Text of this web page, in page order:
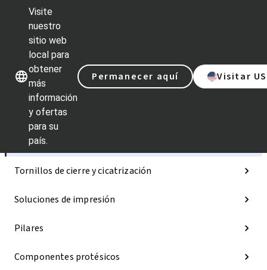
Visite
nuestro
sitio web
local para
obtener
más
información
y ofertas
para su
país.
Permanecer aquí Visitar
Categorías
Implantes
Tornillos de cierre y cicatrización
Soluciones de impresión
Pilares
Componentes protésicos